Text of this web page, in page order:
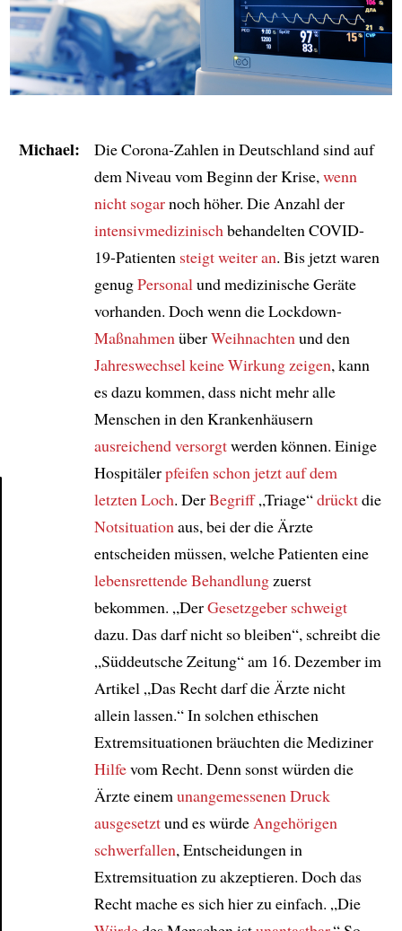
Michael:
Die Corona-Zahlen in Deutschland sind auf
dem Niveau vom Beginn der Krise, wenn
nicht sogarnoch höher. Die Anzahl der
intensivmedizinisch behandelten COVID-
19-Patienten steigt weiter an. Bis jetzt waren
genugPersonal und medizinische Geräte
vorhanden. Doch wenn die Lockdown-
Maßnahmen überWeihnachten und den
Jahreswechsel keine Wirkung zeigen, kann
es dazu kommen, dass nicht mehr alle
Menschen in den Krankenhäusern
ausreichendversorgtwerden können. Einige
Hospitälerpfeifen schon jetzt auf dem
letzten Loch. DerBegriff„Triage“drücktdie
Notsituation aus, bei der die Ärzte
entscheiden müssen, welche Patienten eine
lebensrettendeBehandlungzuerst
bekommen. „DerGesetzgeber schweigt
dazu. Das darf nicht so bleiben“, schreibt die
„Süddeutsche Zeitung“ am 16. Dezember im
Artikel „Das Recht darf die Ärzte nicht
allein lassen.“ In solchen ethischen
Extremsituationen bräuchten die Mediziner
Hilfevom Recht. Denn sonst würden die
Ärzte einem unangemessenen Druck
ausgesetztund es würde Angehörigen
schwerfallen, Entscheidungen in
Extremsituation zu akzeptieren. Doch das
Recht mache es sich hier zu einfach. „Die